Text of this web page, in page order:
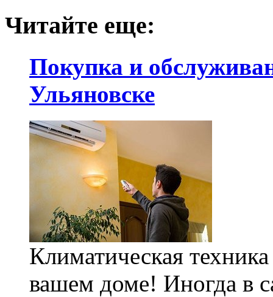
Читайте еще:
Покупка и
Ульяновске
Климатическая
вашем доме! Иногда в